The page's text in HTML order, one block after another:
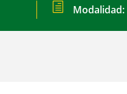
h Modalidad: